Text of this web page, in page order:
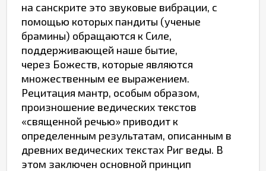
на санскрите это звуковые вибрации, с
помощью которых пандиты (ученые
брамины) обращаются к Силе,
поддерживающей наше бытие,
через Божеств, которые являются
множественным ее выражением.
Рецитация мантр, особым образом,
произношение ведических текстов
«священной речью» приводит к
определенным результатам, описанным в
древних ведических текстах Риг веды. В
этом заключен основной принцип